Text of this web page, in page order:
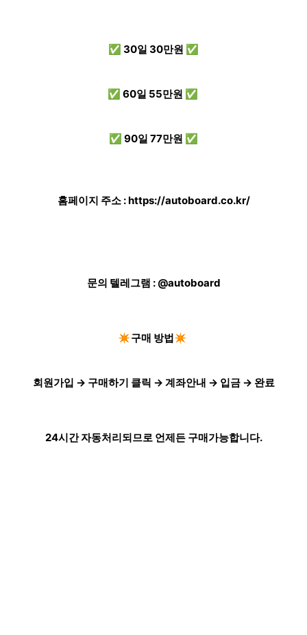
✅ 30일 30만원 ✅
✅ 60일 55만원 ✅
✅ 90일 77만원 ✅
홈페이지 주소 :https://autoboard.co.kr/
문의 텔레그램 : @autoboard
✴️구매 방법✴️
회원가입 → 구매하기 클릭 → 계좌안내 → 입금 → 완료
24시간 자동처리되므로 언제든 구매가능합니다.